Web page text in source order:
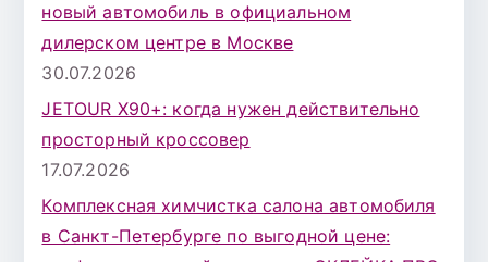
новый автомобиль в официальном
дилерском центре в Москве
30.07.2026
JETOUR X90+: когда нужен действительно
просторный кроссовер
17.07.2026
Комплексная химчистка салона автомобиля
в Санкт-Петербурге по выгодной цене: